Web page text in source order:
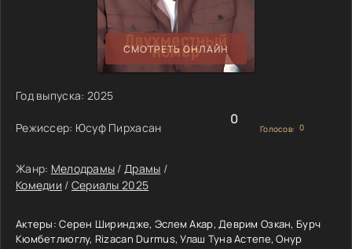
СМОТРЕТЬ ОНЛАЙН
Год выпуска: 2025
Режиссер: Юсуф Пирхасан
Жанр: Мелодрамы /Драмы /
Комедии / Сериалы 2025
0
Голосов: 0
Актеры: Серен Шириндже, Эслем Акар, Деврим Озкан, Бурч
Кюмбетлиоглу, Rizacan Durmus, Улаш Туна Астепе, Онур